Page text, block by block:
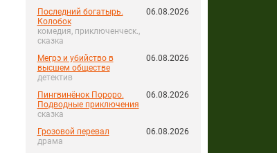
Последний богатырь.
Колобок
комедия, приключенческ.,
сказка
06.08.2026
Мегрэ и убийство в
высшем обществе
детектив
06.08.2026
Пингвинёнок Пороро.
Подводные приключения
сказка
06.08.2026
Грозовой перевал
драма
06.08.2026